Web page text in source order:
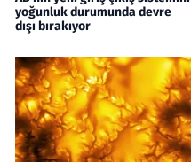
yoğunluk durumunda devre
dışı bırakıyor